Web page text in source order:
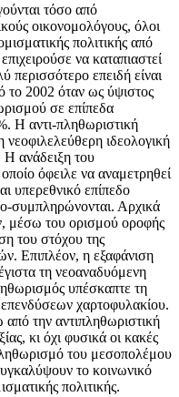
τόσο από
οικονομολόγους, όλοι
πολιτικής από
να καταπιαστεί
περισσότερο επειδή είναι
το 2002 όταν ως ύψιστος
σε επίπεδα
Η αντι-πληθωριστική
ιδεολογική
Η ανάδειξη του
όφειλε να αναμετρηθεί
υπερεθνικό επίπεδο
συμπληρώνονται. Αρχικά
μέσω του ορισμού οροφής
του στόχου της
Επιπλέον, η εξαφάνιση
τη νεοαναδυόμενη
υπέσκαπτε τη
χαρτοφυλακίου.
από την αντιπληθωριστική
κι όχι φυσικά οι κακές
του μεσοπολέμου
το κοινωνικό
πολιτικής.